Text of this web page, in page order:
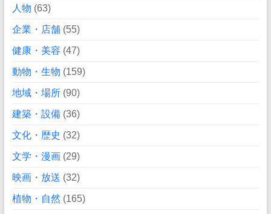
人物 (63)
企業・店舗(55)
健康・美容 (47)
動物・生物 (159)
地域・場所(90)
建築・設備(36)
文化・歴史 (32)
文学・漫画(29)
映画・放送 (32)
植物・自然 (165)